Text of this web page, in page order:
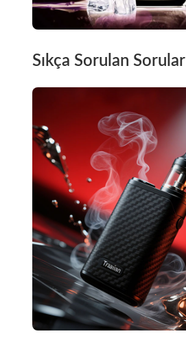
Sıkça Sorulan Sorular